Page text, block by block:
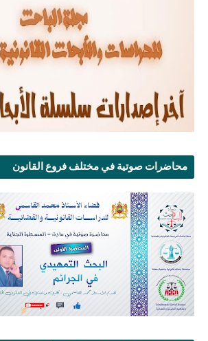
محاضرات صوتية في مختلف فروع القانون